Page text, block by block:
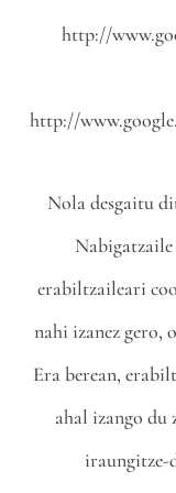
http://
http://
Nola desgaitu
erabiltzaileari
nahi izanez gero,
Era berean,
ahal izango du
iraungitze-